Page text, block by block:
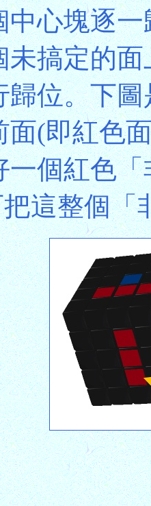
中心塊逐
未搞定的
歸位。下
面(即紅色
一個紅色
這整個「